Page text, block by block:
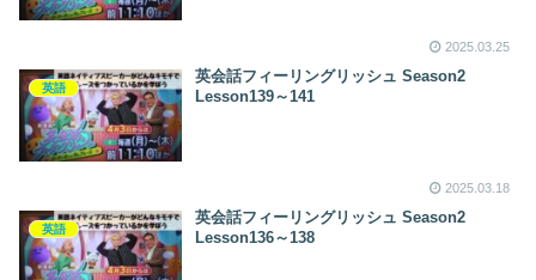
2025.03.25
英語
英会話フィーリングリッシュ Season2
Lesson139～141
2025.03.18
英語
英会話フィーリングリッシュ Season2
Lesson136～138